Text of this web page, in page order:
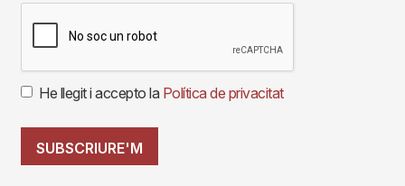
He llegit i accepto la Política de privacitat
SUBSCRIURE'M